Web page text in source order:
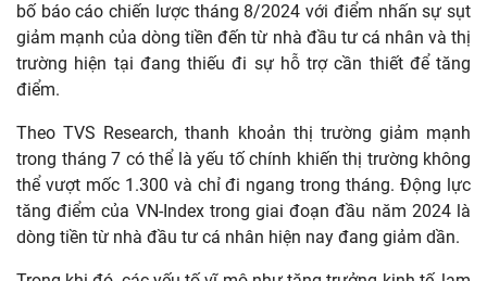
bố báo cáo chiến lược tháng 8/2024 với điểm nhấn sự sụt
giảm mạnh của dòng tiền đến từ nhà đầu tư cá nhân và thị
trường hiện tại đang thiếu đi sự hỗ trợ cần thiết để tăng
điểm.
Theo TVS Research, thanh khoản thị trường giảm mạnh
trong tháng 7 có thể là yếu tố chính khiến thị trường không
thể vượt mốc 1.300 và chỉ đi ngang trong tháng. Động lực
tăng điểm của VN-Index trong giai đoạn đầu năm 2024 là
dòng tiền từ nhà đầu tư cá nhân hiện nay đang giảm dần.